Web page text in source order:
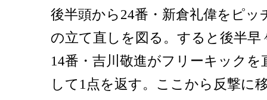
後半頭から24番・新倉礼偉をピッ
の立て直しを図る。すると後半早
14番・吉川敬進がフリーキック
して1点を返す。ここから反撃に